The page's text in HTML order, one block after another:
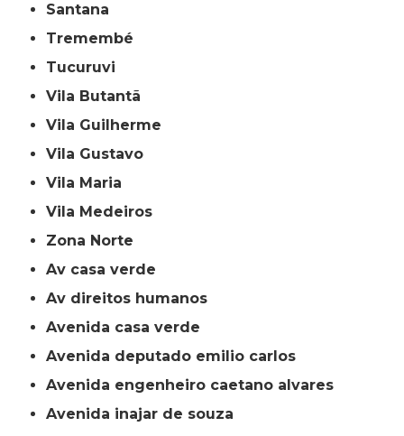
Santana
Tremembé
Tucuruvi
Vila Butantã
Vila Guilherme
Vila Gustavo
Vila Maria
Vila Medeiros
Zona Norte
av casa verde
av direitos humanos
avenida casa verde
avenida deputado emilio carlos
avenida engenheiro caetano alvares
avenida inajar de souza